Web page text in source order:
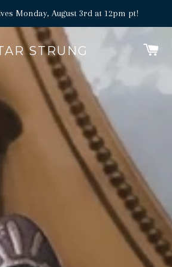
Monday, August 3rd at 12pm pt!
STRUNG